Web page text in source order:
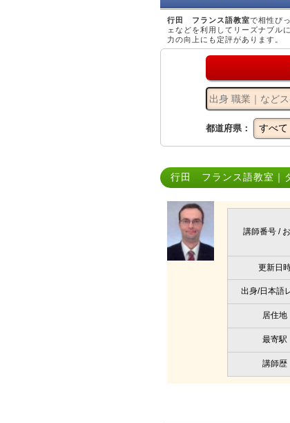
行田 フランス語教室で相性ぴ
ェなどを利用してリーズナブル
力の向上にも定評があります。
都道府県：
行田 フランス語教室｜
講師番号 /
更新日
出身/日本語
居住地
最寄駅
講師歴